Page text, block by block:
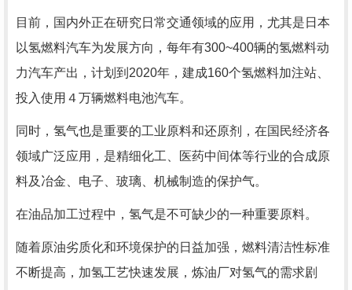
目前，国内外正在研究日常交通领域的应用，尤其是日本
以氢燃料汽车为发展方向，每年有300~400辆的氢燃料动
力汽车产出，计划到2020年，建成160个氢燃料加注站、
投入使用４万辆燃料电池汽车。
同时，氢气也是重要的工业原料和还原剂，在国民经济各
领域广泛应用，是精细化工、医药中间体等行业的合成原
料及冶金、电子、玻璃、机械制造的保护气。
在油品加工过程中，氢气是不可缺少的一种重要原料。
随着原油劣质化和环境保护的日益加强，燃料清洁性标准
不断提高，加氢工艺快速发展，炼油厂对氢气的需求剧